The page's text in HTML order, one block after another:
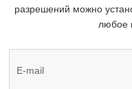
разрешений можно
любое